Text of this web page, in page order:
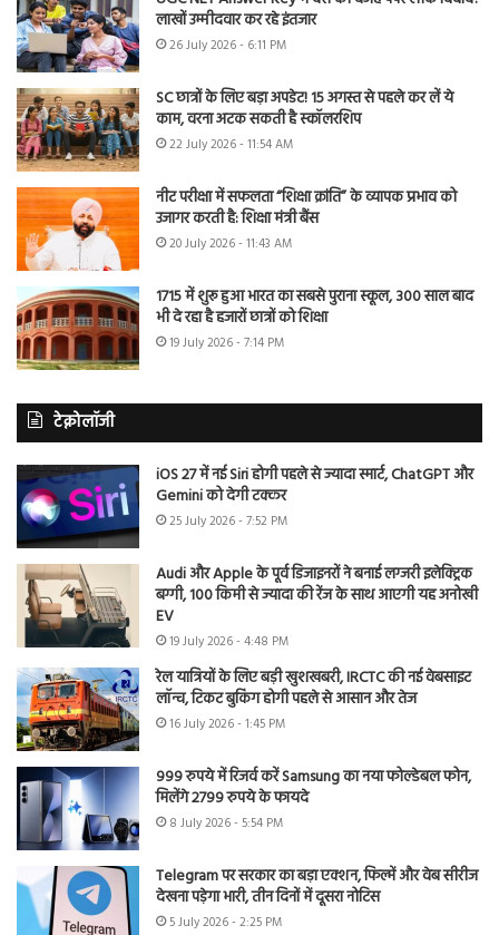
लाखों उम्मीदवार कर रहे इंतजार
26 July 2026 - 6:11 PM
SC छात्रों के लिए बड़ा अपडेट! 15 अगस्त से पहले कर लें ये
काम, वरना अटक सकती है स्कॉलरशिप
22 July 2026 - 11:54 AM
नीट परीक्षा में सफलता “शिक्षा क्रांति” के व्यापक प्रभाव को
उजागर करती है: शिक्षा मंत्री बैंस
20 July 2026 - 11:43 AM
1715 में शुरू हुआ भारत का सबसे पुराना स्कूल, 300 साल बाद
भी दे रहा है हजारों छात्रों को शिक्षा
19 July 2026 - 7:14 PM
टेक्नोलॉजी
iOS 27 में नई Siri होगी पहले से ज्यादा स्मार्ट, ChatGPT और
Gemini को देगी टक्कर
25 July 2026 - 7:52 PM
Audi और Apple के पूर्व डिजाइनरों ने बनाई लग्जरी इलेक्ट्रिक
बग्गी, 100 किमी से ज्यादा की रेंज के साथ आएगी यह अनोखी
EV
19 July 2026 - 4:48 PM
रेल यात्रियों के लिए बड़ी खुशखबरी, IRCTC की नई वेबसाइट
लॉन्च, टिकट बुकिंग होगी पहले से आसान और तेज
16 July 2026 - 1:45 PM
999 रुपये में रिजर्व करें Samsung का नया फोल्डेबल फोन,
मिलेंगे 2799 रुपये के फायदे
8 July 2026 - 5:54 PM
Telegram पर सरकार का बड़ा एक्शन, फिल्में और वेब सीरीज
देखना पड़ेगा भारी, तीन दिनों में दूसरा नोटिस
5 July 2026 - 2:25 PM